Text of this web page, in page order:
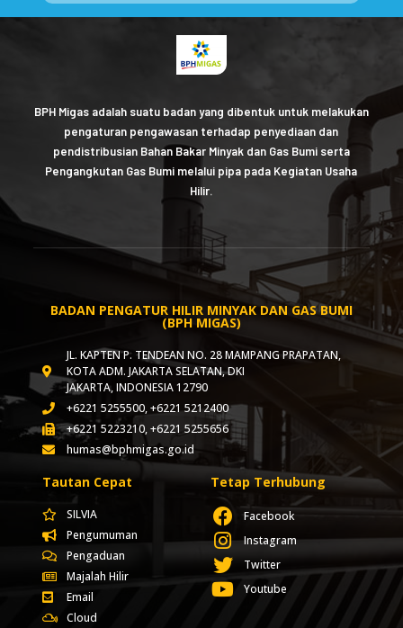
BPH Migas adalah suatu badan yang dibentuk untuk melakukan
pengaturan pengawasan terhadap penyediaan dan
pendistribusian Bahan Bakar Minyak dan Gas Bumi serta
Pengangkutan Gas Bumi melalui pipa pada Kegiatan Usaha
Hilir.
BADAN PENGATUR HILIR MINYAK DAN GAS BUMI
(BPH MIGAS)
JL. KAPTEN P. TENDEAN NO. 28 MAMPANG PRAPATAN,
KOTA ADM. JAKARTA SELATAN, DKI
JAKARTA, INDONESIA 12790
+6221 5255500, +6221 5212400
+6221 5223210, +6221 5255656
humas@bphmigas.go.id
Tautan Cepat
SILVIA
Pengumuman
Pengaduan
Majalah Hilir
Email
Cloud
Tetap Terhubung
Facebook
Instagram
Twitter
Youtube